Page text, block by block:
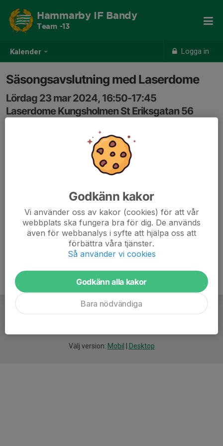
Kalender Logga in
Hammarby IF Bandy
Team -13
Säsongsavslutning med Laserdome
Lördag 23 mar 2024, 16:50-17:45
Laserdome Kungsholmen St Eriksgatan 56
Säsongsavslutning med Laserdome!
För de som vill åka gemensamt är det avresa 16:21 från
Efteråt åker vi gemensamt (buss 18:14) till Zinken för
lite häng med pizza. Slut ca 20.
www.laserdome-stockholm.se/kungsholmen/
Välj version: Mobil Desktop
Godkänn kakor
Vi använder oss av kakor (cookies) för att vår
webbplats ska fungera bra för dig. De används
även för webbanalys i syfte att hjälpa oss att
förbättra våra tjänster.
Så använder vi cookies
Godkänn alla kakor
Bara nödvändiga